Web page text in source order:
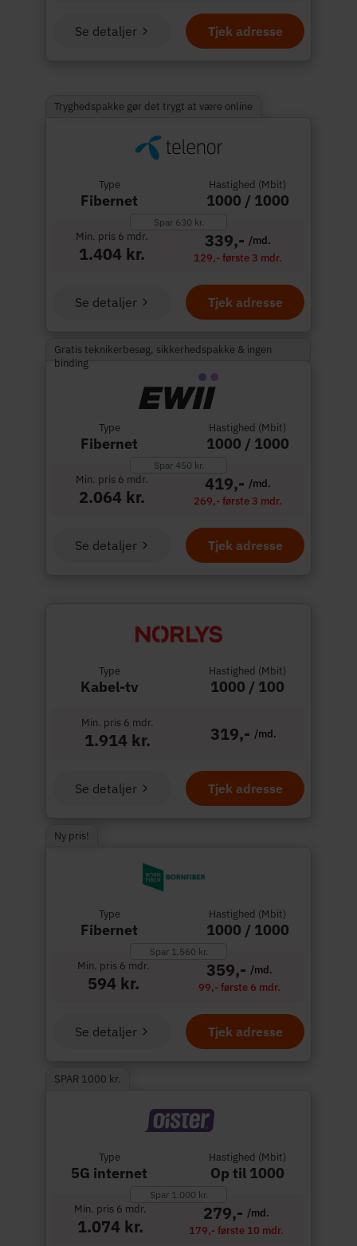
Tjek adresse
Se detaljer
Tryghedspakke gør det trygt at være online
Type
Fibernet
Hastighed (Mbit)
1000 / 1000
Spar 630 kr.
Min. pris 6 mdr.
1.404 kr.
339,- /md.
129,- første 3 mdr.
Tjek adresse
Se detaljer
Gratis teknikerbesøg, sikkerhedspakke & ingen
binding
Type
Fibernet
Hastighed (Mbit)
1000 / 1000
Spar 450 kr.
Min. pris 6 mdr.
2.064 kr.
419,- /md.
269,- første 3 mdr.
Tjek adresse
Se detaljer
Type
Kabel-tv
Hastighed (Mbit)
1000 / 100
Min. pris 6 mdr.
1.914 kr. 319,- /md.
Tjek adresse
Se detaljer
Ny pris!
Type
Fibernet
Hastighed (Mbit)
1000 / 1000
Spar 1.560 kr.
Min. pris 6 mdr.
594 kr.
359,- /md.
99,- første 6 mdr.
Tjek adresse
Se detaljer
SPAR 1000 kr.
Type
5G internet
Hastighed (Mbit)
Op til 1000
Spar 1.000 kr.
Min. pris 6 mdr.
1.074 kr.
279,- /md.
179,- første 10 mdr.